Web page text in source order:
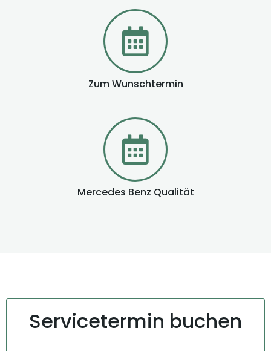
Zum Wunschtermin
Mercedes Benz Qualität
Servicetermin buchen